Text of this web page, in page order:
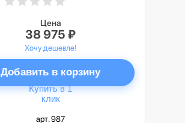
Цена
38 975 ₽
Хочу дешевле!
Добавить в корзину
Купить в 1
клик
арт. 987